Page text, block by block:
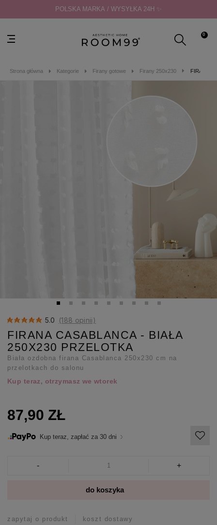
POLSKA MARKA / WYSYŁKA 24H ✨
0
Strona główna Kategorie Firany gotowe Firany 250x230 FIRANA
5.0 (188 opinii)
FIRANA CASABLANCA - BIAŁA
250X230 PRZELOTKA
Biała ozdobna firana Casablanca 250x230 cm na
przelotkach do salonu
Kup teraz, otrzymasz we wtorek
87,90 ZŁ
Kup teraz, zapłać za 30 dni
- +
do koszyka
zapytaj o produkt koszt dostawy